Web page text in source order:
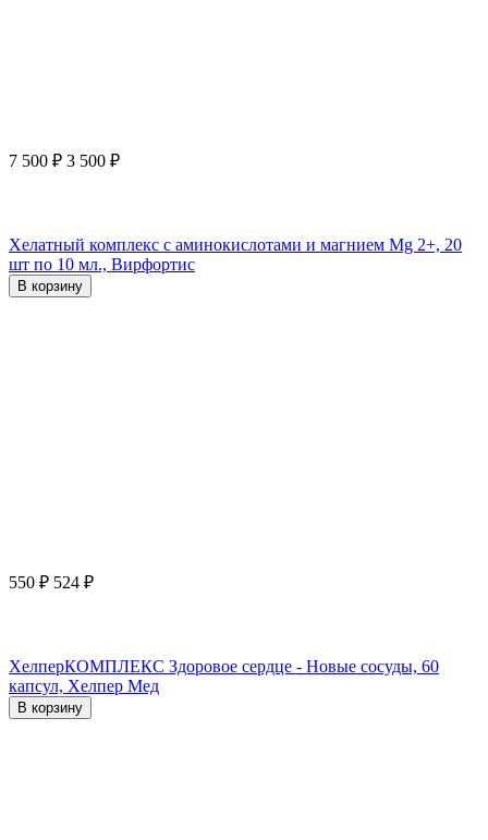
7 500 ₽ 3 500 ₽
Хелатный комплекс с аминокислотами и магнием Mg 2+, 20
шт по 10 мл., Вирфортис
В корзину
550 ₽ 524 ₽
ХелперКОМПЛЕКС Здоровое сердце - Новые сосуды, 60
капсул, Хелпер Мед
В корзину